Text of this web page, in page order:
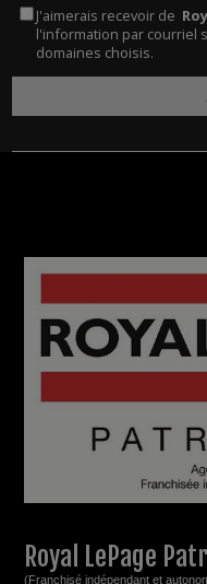
J'aimerais recevoir de
l'information par courriel
domaines choisis.
Royal LePage
(Franchisé indépendant et